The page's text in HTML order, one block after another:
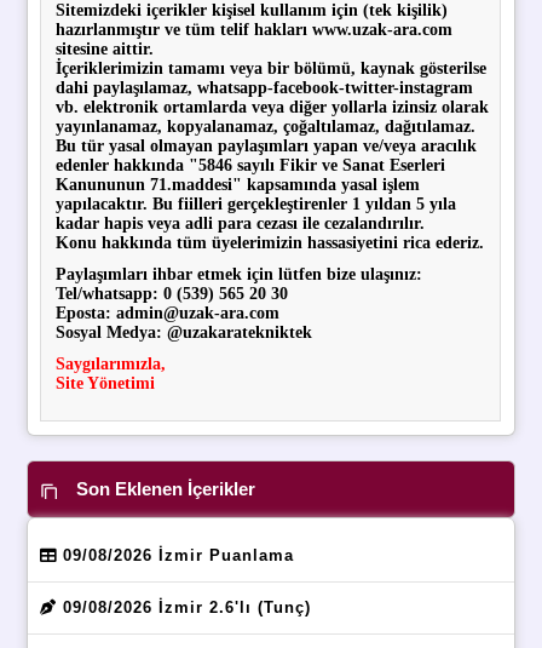
Sitemizdeki içerikler kişisel kullanım için (tek kişilik)
hazırlanmıştır ve tüm telif hakları www.uzak-ara.com
sitesine aittir.
İçeriklerimizin tamamı veya bir bölümü, kaynak gösterilse
dahi paylaşılamaz, whatsapp-facebook-twitter-instagram
vb. elektronik ortamlarda veya diğer yollarlaizinsiz olarak
yayınlanamaz, kopyalanamaz, çoğaltılamaz, dağıtılamaz.
Bu tür yasal olmayan paylaşımları yapan ve/veya aracılık
edenler hakkında "5846 sayılı Fikir ve Sanat Eserleri
Kanununun 71.maddesi" kapsamında yasal işlem
yapılacaktır. Bu fiilleri gerçekleştirenler 1 yıldan 5 yıla
kadar hapis veya adli para cezası ile cezalandırılır.
Konu hakkında tüm üyelerimizin hassasiyetini rica ederiz.
Paylaşımları ihbar etmek için lütfen bize ulaşınız:
Tel/whatsapp: 0 (539) 565 20 30
Eposta: admin@uzak-ara.com
Sosyal Medya: @uzakaratekniktek
Saygılarımızla,
Site Yönetimi
Son Eklenen İçerikler
09/08/2026 İzmir Puanlama
09/08/2026 İzmir 2.6'lı (Tunç)